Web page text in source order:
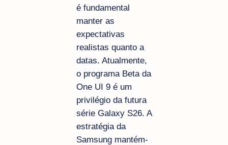
é fundamental
manter as
expectativas
realistas quanto a
datas. Atualmente,
o programa Beta da
One UI 9 é um
privilégio da futura
série Galaxy S26. A
estratégia da
Samsung mantém-